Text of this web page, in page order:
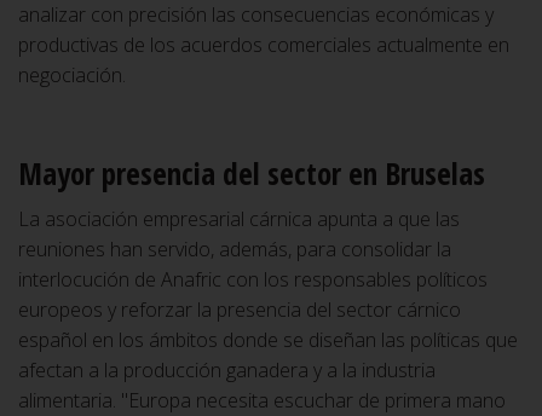
analizar con precisión las consecuencias económicas y
productivas de los acuerdos comerciales actualmente en
negociación.
Mayor presencia del sector en Bruselas
La asociación empresarial cárnica apunta a que las
reuniones han servido, además, para consolidar la
interlocución de Anafric con los responsables políticos
europeos y reforzar la presencia del sector cárnico
español en los ámbitos donde se diseñan las políticas que
afectan a la producción ganadera y a la industria
alimentaria. "Europa necesita escuchar de primera mano